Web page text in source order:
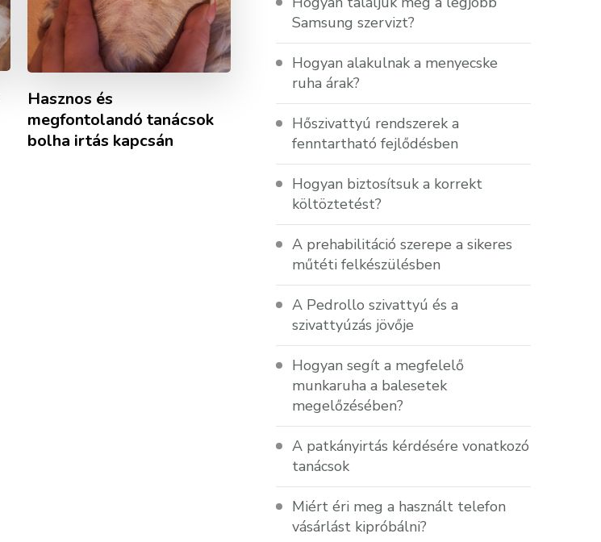
Hasznos és
megfontolandó tanácsok
bolha irtás kapcsán
Samsung szervizt?
Hogyan alakulnak a menyecske
ruha árak?
Hőszivattyú rendszerek a
fenntartható fejlődésben
Hogyan biztosítsuk a korrekt
költöztetést?
A prehabilitáció szerepe a sikeres
műtéti felkészülésben
A Pedrollo szivattyú és a
szivattyúzás jövője
Hogyan segít a megfelelő
munkaruha a balesetek
megelőzésében?
A patkányirtás kérdésére vonatkozó
tanácsok
Miért éri meg a használt telefon
vásárlást kipróbálni?